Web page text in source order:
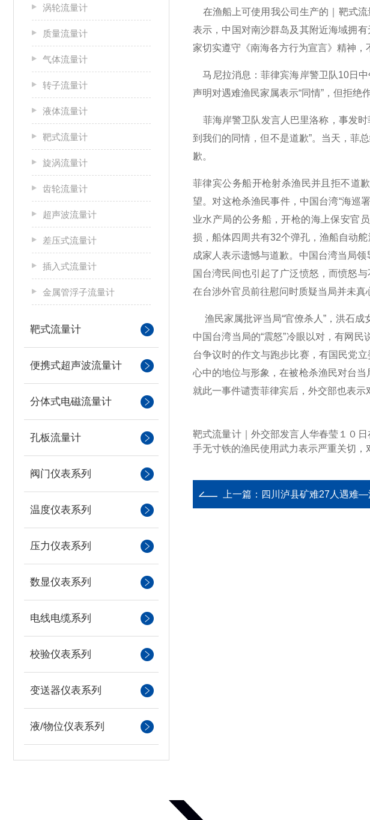
涡轮流量计
质量流量计
气体流量计
转子流量计
液体流量计
靶式流量计
旋涡流量计
齿轮流量计
超声波流量计
差压式流量计
插入式流量计
金属管浮子流量计
靶式流量计
便携式超声波流量计
分体式电磁流量计
孔板流量计
阀门仪表系列
温度仪表系列
压力仪表系列
数显仪表系列
电线电缆系列
校验仪表系列
变送器仪表系列
液/物位仪表系列
在渔船上可使用我公司生产的 靶式流
表示，中国对南沙群岛及其附近海域拥
家切实遵守《南海各方行为宣言》精神
马尼拉消息：菲律宾海岸警卫队10日中
声明对遇难渔民家属表示“同情”，但拒绝
菲海岸警卫队发言人巴里洛称，事发
到我们的同情，但不是道歉”。当天，菲
歉。
菲律宾公务船开枪射杀渔民并且拒不道
望。对这枪杀渔民事件，中国台湾“海巡
业水产局的公务船，开枪的海上保安官
损，船体四周共有32个弹孔，渔船自动
成家人表示遗憾与道歉。中国台湾当局
国台湾民间也引起了广泛愤怒，而愤怒
在台涉外官员前往慰问时质疑当局并未真
渔民家属批评当局“官僚杀人”，洪石成
中国台湾当局的“震怒”冷眼以对，有网
台争议时的作文与跑步比赛，有国民党
心中的地位与形象，在被枪杀渔民对台
就此一事件谴责菲律宾后，外交部也表示
靶式流量计｜外交部发言人华春莹１０
手无寸铁的渔民使用武力表示严重关切，
上一篇： 四川泸县矿难27人遇难—